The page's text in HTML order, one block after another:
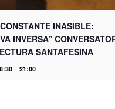
INASIBLE:
INVERSA”
SANTAFESINA
- 21:00